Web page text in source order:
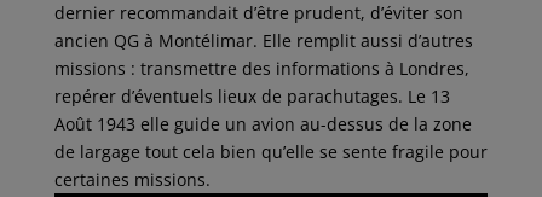
dernier recommandait d’être prudent, d’éviter son
ancien QG à Montélimar. Elle remplit aussi d’autres
missions : transmettre des informations à Londres,
repérer d’éventuels lieux de parachutages. Le 13
Août 1943 elle guide un avion au-dessus de la zone
de largage tout cela bien qu’elle se sente fragile pour
certaines missions.